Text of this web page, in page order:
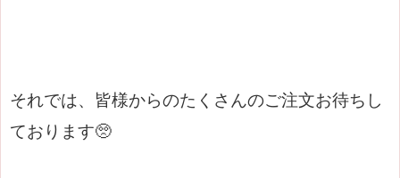
それでは、皆様からのたくさんのご注文お待ちし
ております🥺